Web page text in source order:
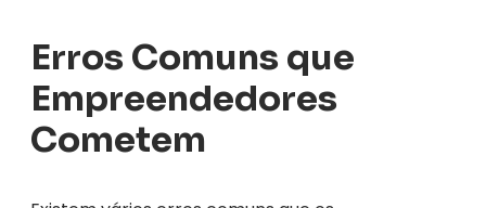
Erros Comuns que
Empreendedores
Cometem